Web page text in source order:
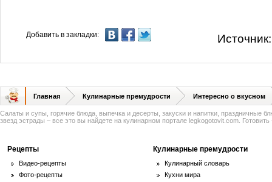
Добавить в закладки:
Главная Кулинарные премудрости Интересно о вкусном
Салаты и супы, горячие блюда, выпечка и десерты, закуски и напитки, праздничные
звезд эстрады – все это вы найдете на кулинарном портале legkogotovit.com. Готовить
Рецепты
Видео-рецепты
Фото-рецепты
Кулинарные премудрости
Кулинарный словарь
Кухни мира